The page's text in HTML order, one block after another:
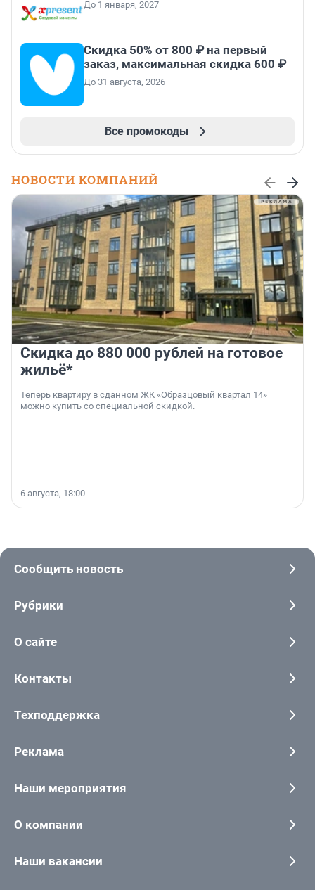
До 1 января, 2027
Скидка 50% от 800 ₽ на первый
заказ, максимальная скидка 600 ₽
До 31 августа, 2026
Все промокоды
НОВОСТИ КОМПАНИЙ
Скидка до 880 000 рублей на готовое
жильё*
Теперь квартиру в сданном ЖК «Образцовый квартал 14»
можно купить со специальной скидкой.
6 августа, 18:00
Сообщить новость
Рубрики
О сайте
Контакты
Техподдержка
Реклама
Наши мероприятия
О компании
Наши вакансии